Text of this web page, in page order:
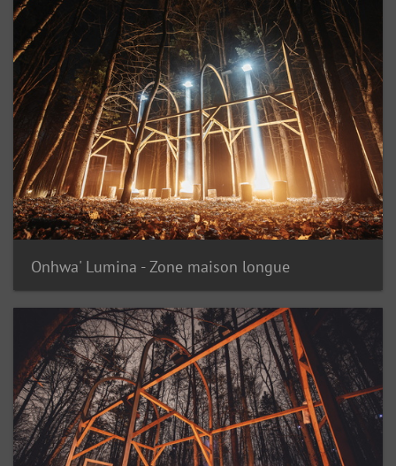
Onhwa' Lumina - Zone maison longue